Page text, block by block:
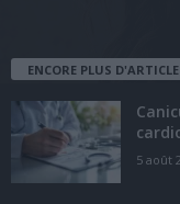
ENCORE PLUS
5 août